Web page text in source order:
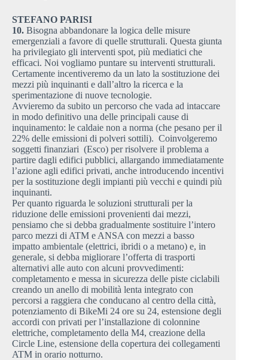
STEFANO PARISI
10. Bisogna abbandonare la logica delle misure
emergenziali a favore di quelle strutturali. Questa giunta
ha privilegiato gli interventi spot, più mediatici che
efficaci. Noi vogliamo puntare su interventi strutturali.
Certamente incentiveremo da un lato la sostituzione dei
mezzi più inquinanti e dall’altro la ricerca e la
sperimentazione di nuove tecnologie.
Avvieremo da subito un percorso che vada ad intaccare
in modo definitivo una delle principali cause di
inquinamento: le caldaie non a norma (che pesano per il
22% delle emissioni di polveri sottili). Coinvolgeremo
soggetti finanziari (Esco) per risolvere il problema a
partire dagli edifici pubblici, allargando immediatamente
l’azione agli edifici privati, anche introducendo incentivi
per la sostituzione degli impianti più vecchi e quindi più
inquinanti.
Per quanto riguarda le soluzioni strutturali per la
riduzione delle emissioni provenienti dai mezzi,
pensiamo che si debba gradualmente sostituire l’intero
parco mezzi di ATM e ANSA con mezzi a basso
impatto ambientale (elettrici, ibridi o a metano) e, in
generale, si debba migliorare l’offerta di trasporti
alternativi alle auto con alcuni provvedimenti:
completamento e messa in sicurezza delle piste ciclabili
creando un anello di mobilità lenta integrato con
percorsi a raggiera che conducano al centro della città,
potenziamento di BikeMi 24 ore su 24, estensione degli
accordi con privati per l’installazione di colonnine
elettriche, completamento della M4, creazione della
Circle Line, estensione della copertura dei collegamenti
ATM in orario notturno.